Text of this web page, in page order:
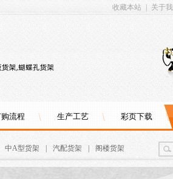
收藏本站 关于
流程 生产工艺 彩页下载
中A型货架 汽配货架 阁楼货架